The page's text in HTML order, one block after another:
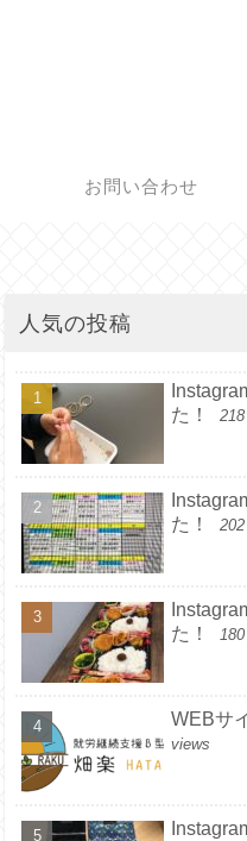
お問い合わせ
人気の投稿
た！
た！
た！
WEBサ
views